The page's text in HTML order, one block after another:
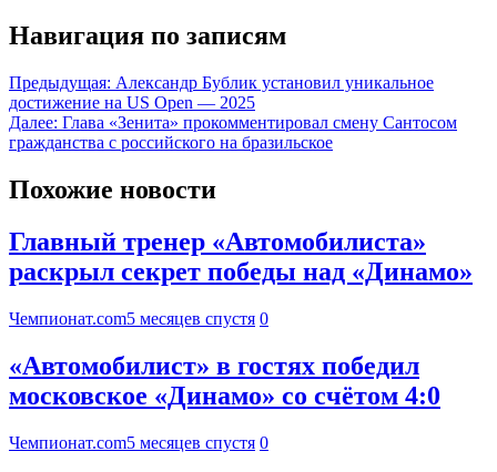
Навигация по записям
Предыдущая: Александр Бублик установил уникальное
достижение на US Open — 2025
Далее: Глава «Зенита» прокомментировал смену Сантосом
гражданства с российского на бразильское
Похожие новости
Главный тренер «Автомобилиста»
раскрыл секрет победы над «Динамо»
Чемпионат.com5 месяцев спустя 0
«Автомобилист» в гостях победил
московское «Динамо» со счётом 4:0
Чемпионат.com5 месяцев спустя 0